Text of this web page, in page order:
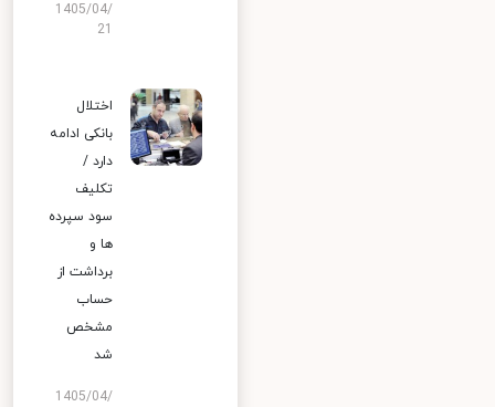
1405/04/
اختلال
بانکی ادامه
دارد /
تکلیف
سود سپرده
ها و
برداشت از
حساب
مشخص
شد
1405/04/